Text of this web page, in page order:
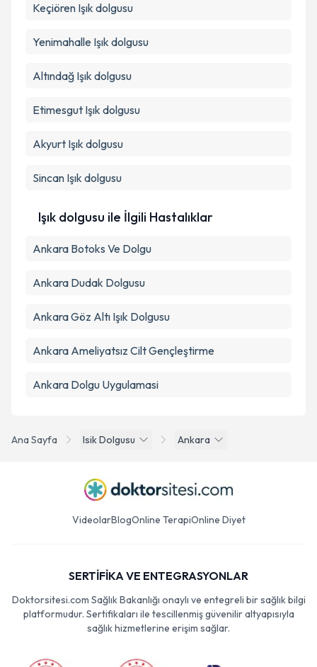
Ana Sayfa Isik Dolgusu Ankara
Keçiören Işık dolgusu
Yenimahalle Işık dolgusu
Altındağ Işık dolgusu
Etimesgut Işık dolgusu
Akyurt Işık dolgusu
Sincan Işık dolgusu
Işık dolgusu ile İlgili Hastalıklar
Ankara Botoks Ve Dolgu
Ankara Dudak Dolgusu
Ankara Göz Altı Işık Dolgusu
Ankara Ameliyatsız Cilt Gençleştirme
Ankara Dolgu Uygulamasi
VideolarBlogOnline TerapiOnline Diyet
SERTİFİKA VE ENTEGRASYONLAR
Doktorsitesi.com Sağlık Bakanlığı onaylı ve entegreli bir sağlık bilgi
platformudur. Sertifikaları ile tescillenmiş güvenilir altyapısıyla
sağlık hizmetlerine erişim sağlar.